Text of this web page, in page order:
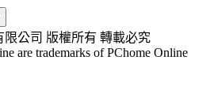
公司 版權所有 轉載必究
are trademarks of PChome Online